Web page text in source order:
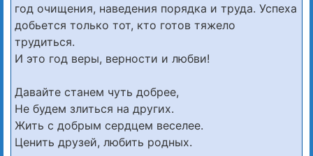
год очищения, наведения порядка и труда. Успеха
добьется только тот, кто готов тяжело
трудиться.
И это год веры, верности и любви!
Давайте станем чуть добрее,
Не будем злиться на других.
Жить с добрым сердцем веселее.
Ценить друзей, любить родных.